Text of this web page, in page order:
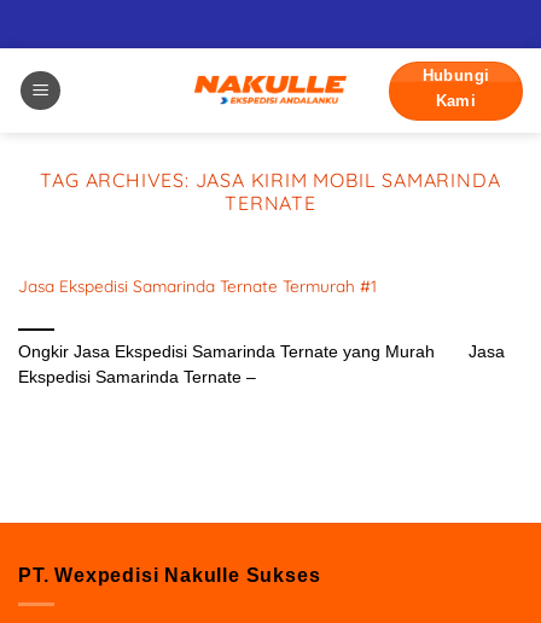
Hubungi
Kami
TAG ARCHIVES: JASA KIRIM MOBIL SAMARINDA
TERNATE
Jasa Ekspedisi Samarinda Ternate Termurah #1
Ongkir Jasa Ekspedisi Samarinda Ternate yang Murah Jasa
Ekspedisi Samarinda Ternate –
PT. Wexpedisi Nakulle Sukses